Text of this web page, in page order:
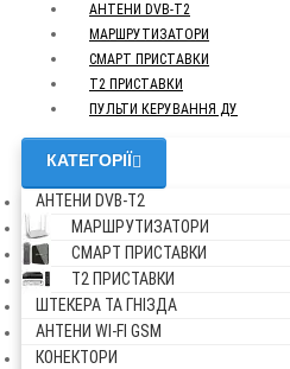
АНТЕНИ DVB-Т2
МАРШРУТИЗАТОРИ
СМАРТ ПРИСТАВКИ
Т2 ПРИСТАВКИ
ПУЛЬТИ КЕРУВАННЯ ДУ
КАТЕГОРІЇ
АНТЕНИ DVB-Т2
МАРШРУТИЗАТОРИ
СМАРТ ПРИСТАВКИ
Т2 ПРИСТАВКИ
ШТЕКЕРА ТА ГНІЗДА
АНТЕНИ WI-FI GSM
КОНЕКТОРИ